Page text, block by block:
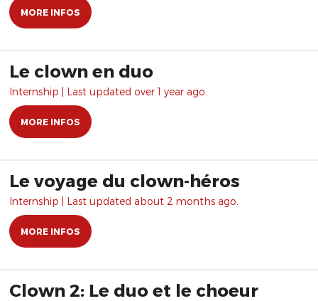
MORE INFOS
Le clown en duo
Internship | Last updated over 1 year ago.
MORE INFOS
Le voyage du clown-héros
Internship | Last updated about 2 months ago.
MORE INFOS
Clown 2: Le duo et le choeur